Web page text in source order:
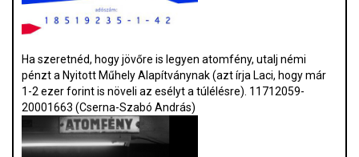
Ha szeretnéd, hogy jövőre is legyen atomfény, utalj némi
pénzt a Nyitott Műhely Alapítványnak (azt írja Laci, hogy már
1-2 ezer forint is növeli az esélyt a túlélésre). 11712059-
20001663 (Cserna-Szabó András)